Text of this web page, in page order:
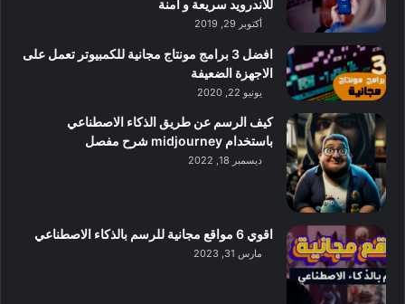
للاندرويد سريعة و آمنة
أكتوبر 29, 2019
افضل 3 برامج مونتاج مجانية للكمبيوتر تعمل على
الاجهزة الضعيفة
يونيو 22, 2020
كيف الرسم عن طريق الذكاء الاصطناعي
باستخدام midjourney شرح مفصل
ديسمبر 18, 2022
اقوي 6 مواقع مجانية للرسم بالذكاء الاصطناعي
مارس 31, 2023